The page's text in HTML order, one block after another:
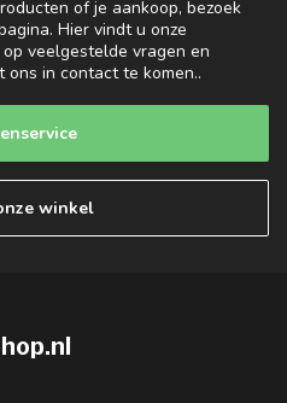
of je aankoop, bezoek
Hier vindt u onze
veelgestelde vragen en
ons in contact te komen..
winkel